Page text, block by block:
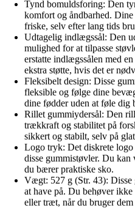
Tynd bomuldsforing: Den
komfort og åndbarhed.
friske, selv efter lang tids
Udtagelig indlægssål: Den
mulighed for at tilpasse
erstatte indlægssålen med
ekstra støtte, hvis det er
Fleksibelt design: Disse
fleksible og følge dine
dine fødder uden at føle dig
Rillet gummiydersål: Den
trækkraft og stabilitet på
sikkert og stabilt, selv på
Logo tryk: Det diskrete
disse gummistøvler. Du kan
du bærer praktiske sko.
Vægt: 527 g (Str. 43): Disse
at have på. Du behøver
eller træt, når du bruger